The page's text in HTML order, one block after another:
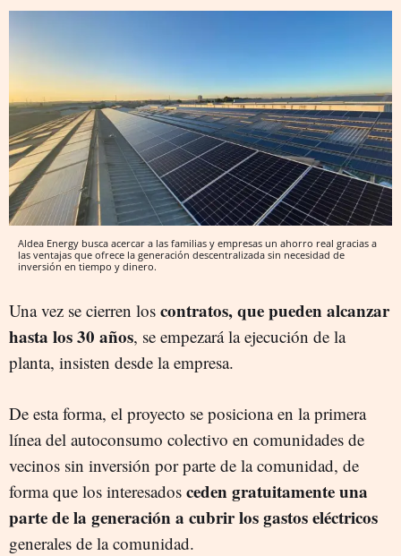
Aldea Energy busca acercar a las familias y empresas un ahorro real gracias a
las ventajas que ofrece la generación descentralizada sin necesidad de
inversión en tiempo y dinero.
Una vez se cierren los contratos, que pueden alcanzar
hasta los 30 años, se empezará la ejecución de la
planta, insisten desde la empresa.
De esta forma, el proyecto se posiciona en la primera
línea del autoconsumo colectivo en comunidades de
vecinos sin inversión por parte de la comunidad, de
forma que los interesados ceden gratuitamente una
parte de la generación a cubrir los gastos eléctricos
generales de la comunidad.